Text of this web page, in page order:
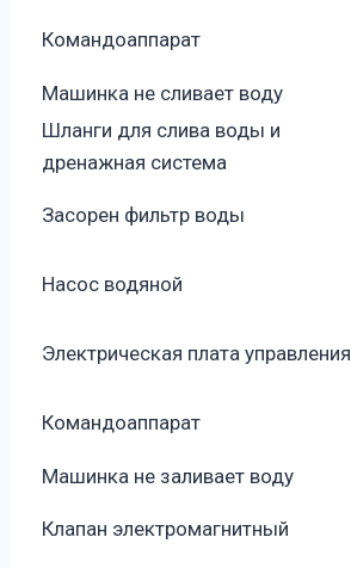
Командоаппарат
Машинка не сливает воду
Шланги для слива воды и
дренажная система
Засорен фильтр воды
Насос водяной
Электрическая плата управления
Командоаппарат
Машинка не заливает воду
Клапан электромагнитный